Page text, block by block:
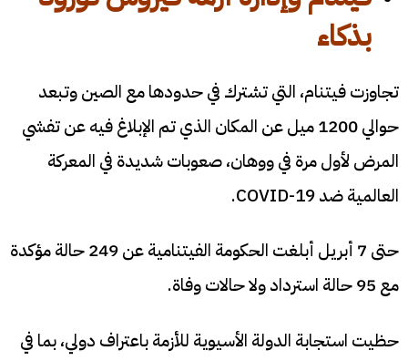
بذكاء
تجاوزت فيتنام، التي تشترك في حدودها مع الصين وتبعد
حوالي 1200 ميل عن المكان الذي تم الإبلاغ فيه عن تفشي
المرض لأول مرة في ووهان، صعوبات شديدة في المعركة
العالمية ضد COVID-19.
حتى 7 أبريل أبلغت الحكومة الفيتنامية عن 249 حالة مؤكدة
مع 95 حالة استرداد ولا حالات وفاة.
حظيت استجابة الدولة الأسيوية للأزمة باعتراف دولي، بما في